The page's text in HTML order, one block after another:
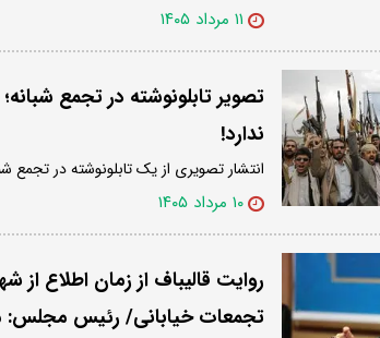
۱۱ مرداد ۱۴۰۵
تصویر تابلونوشته در تجمع
ندارد!
انتشار تصویری از یک تابلونوشته در تجمع
۱۰ مرداد ۱۴۰۵
روایت قالیباف از زمان اطلاع
تجمعات خیابانی/ رئیس مجلس: